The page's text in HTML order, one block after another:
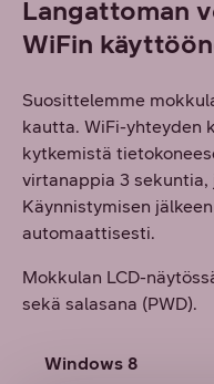
Langattoman
WiFin
Suosittelemme
kautta. WiFi-yhteyden
kytkemistä
virtanappia 3 sekuntia,
Käynnistymisen
automaattisesti.
Mokkulan LCD-
sekä salasana (PWD).
Windows 8